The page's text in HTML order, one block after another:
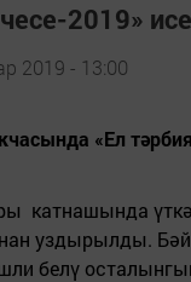
2019»
2019 - 13:00
«Ел
катнашында
уздырылды.
белү